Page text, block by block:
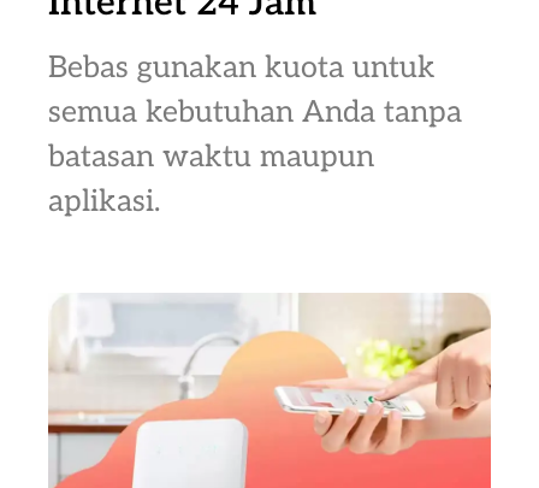
Bebas gunakan kuota untuk
semua kebutuhan Anda tanpa
batasan waktu maupun
aplikasi.